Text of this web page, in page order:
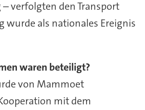
– verfolgten den Transport
wurde als nationales Ereignis
waren beteiligt?
von Mammoet
mit dem